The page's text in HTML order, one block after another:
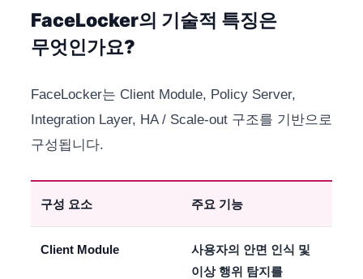
FaceLocker의 기술적 특징은
무엇인가요?
FaceLocker는 Client Module, Policy Server,
Integration Layer, HA / Scale-out 구조를 기반으로
구성됩니다.
구성 요소 주요 기능
Client Module
사용자의 안면 인식 및
이상 행위 탐지를